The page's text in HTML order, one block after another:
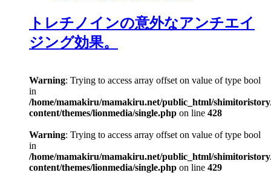
トレチノインの意外なアンチエイ
ジング効果。
Warning: Trying to access array offset on value of type bool
in
/home/mamakiru/mamakiru.net/public_html/
content/themes/lionmedia/single.php on line 428
Warning: Trying to access array offset on value of type bool
in
/home/mamakiru/mamakiru.net/public_html/
content/themes/lionmedia/single.php on line 429